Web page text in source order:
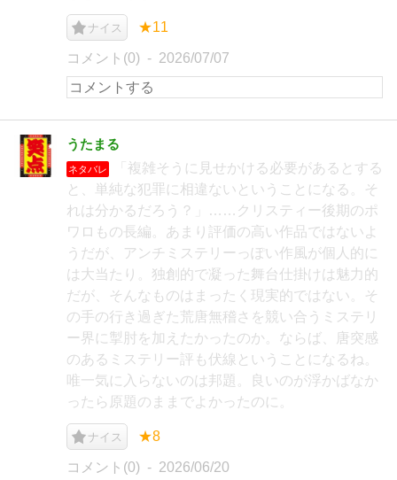
ナイス ★11
コメント(0) 2026/07/07
うたまる
ネタバレ
「複雑そうに見せかける必要があるとする
と、単純な犯罪に相違ないということになる。そ
れは分かるだろう？」……クリスティー後期のポ
ワロもの長編。あまり評価の高い作品ではないよ
うだが、アンチミステリーっぽい作風が個人的に
は大当たり。独創的で凝った舞台仕掛けは魅力的
だが、そんなものはまったく現実的ではない。そ
の手の行き過ぎた荒唐無稽さを競い合うミステリ
ー界に掣肘を加えたかったのか。ならば、唐突感
のあるミステリー評も伏線ということになるね。
唯一気に入らないのは邦題。良いのが浮かばなか
ったら原題のままでよかったのに。
ナイス ★8
コメント(0) 2026/06/20